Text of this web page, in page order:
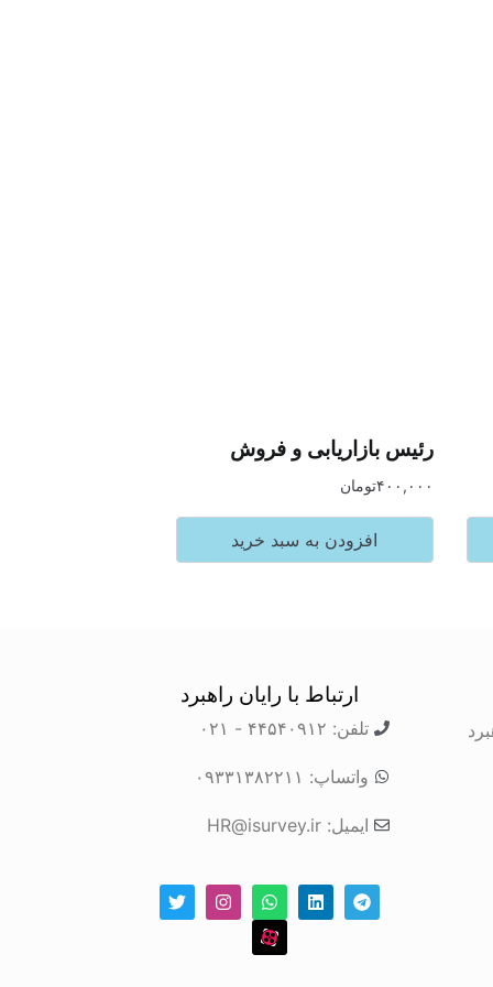
رئیس بازاریابی و فروش
۴۰۰,۰۰۰تومان
افزودن به سبد خرید
ارتباط با رایان راهبرد
تلفن: ۴۴۵۴۰۹۱۲ - ۰۲۱
واتساپ: ۰۹۳۳۱۳۸۲۲۱۱
ایمیل: HR@isurvey.ir